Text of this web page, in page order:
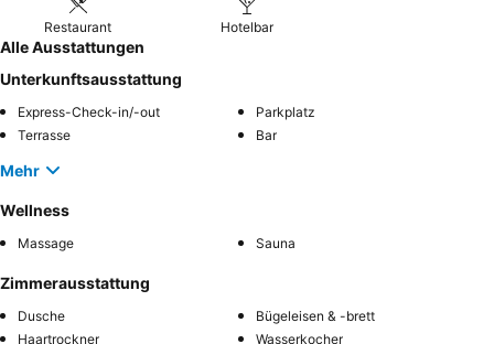
Restaurant Hotelbar
Alle Ausstattungen
Unterkunftsausstattung
Express-Check-in/-out
Parkplatz
Terrasse
Bar
Mehr
Wellness
Massage Sauna
Zimmerausstattung
Dusche
Bügeleisen & -brett
Haartrockner
Wasserkocher